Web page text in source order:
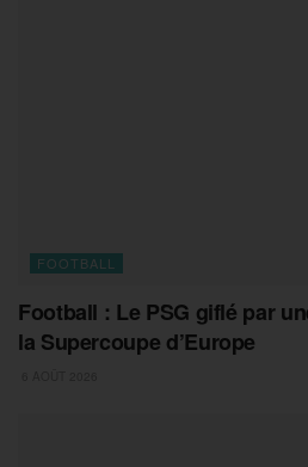
FOOTBALL
Football : Le PSG giflé par
la Supercoupe d’Europe